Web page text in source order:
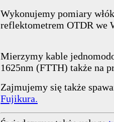
Wykonujemy pomiary
reflektometrem OTDR we
Mierzymy kable
1625nm (FTTH) także na
Zajmujemy się także
Fujikura.